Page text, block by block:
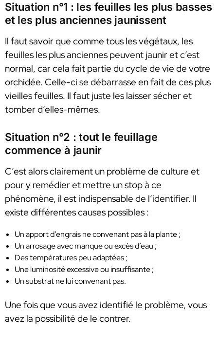
Situation n°1 : les feuilles les plus basses
et les plus anciennes jaunissent
Il faut savoir que comme tous les végétaux, les
feuilles les plus anciennes peuvent jaunir et c’est
normal, car cela fait partie du cycle de vie de votre
orchidée. Celle-ci se débarrasse en fait de ces plus
vieilles feuilles. Il faut juste les laisser sécher et
tomber d’elles-mêmes.
Situation n°2 : tout le feuillage
commence à jaunir
C’est alors clairement un problème de culture et
pour y remédier et mettre un stop à ce
phénomène, il est indispensable de l’identifier. Il
existe différentes causes possibles :
Un apport d’engrais ne convenant pas à la plante ;
Un arrosage avec manque ou excès d’eau ;
Des températures peu adaptées ;
Une luminosité excessive ou insuffisante ;
Un substrat ne lui convenant pas.
Une fois que vous avez identifié le problème, vous
avez la possibilité de le contrer.